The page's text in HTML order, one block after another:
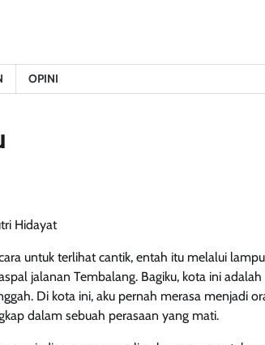
OPINI
Hidayat
untuk terlihat cantik, entah itu melalui
jalanan Tembalang. Bagiku, kota ini
Di kota ini, aku pernah merasa menjadi
dalam sebuah perasaan yang mati.